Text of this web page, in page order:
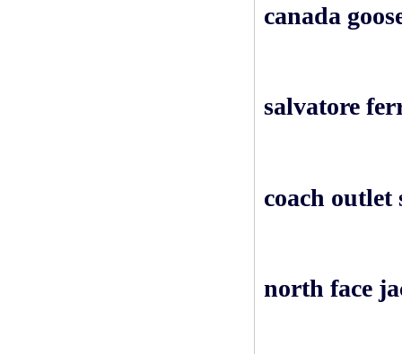
canada
salvatore
coach outlet
north face